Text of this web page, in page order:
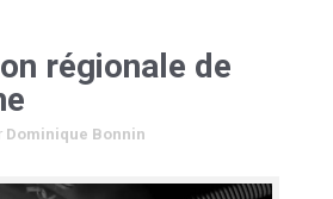
régionale de
Dominique Bonnin